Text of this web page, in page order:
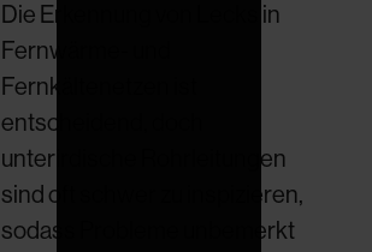
Die Erkennung von Lecks in
Fernwärme- und
Fernkältenetzen ist
entscheidend, doch
unterirdische Rohrleitungen
sind oft schwer zu inspizieren,
sodass Probleme unbemerkt